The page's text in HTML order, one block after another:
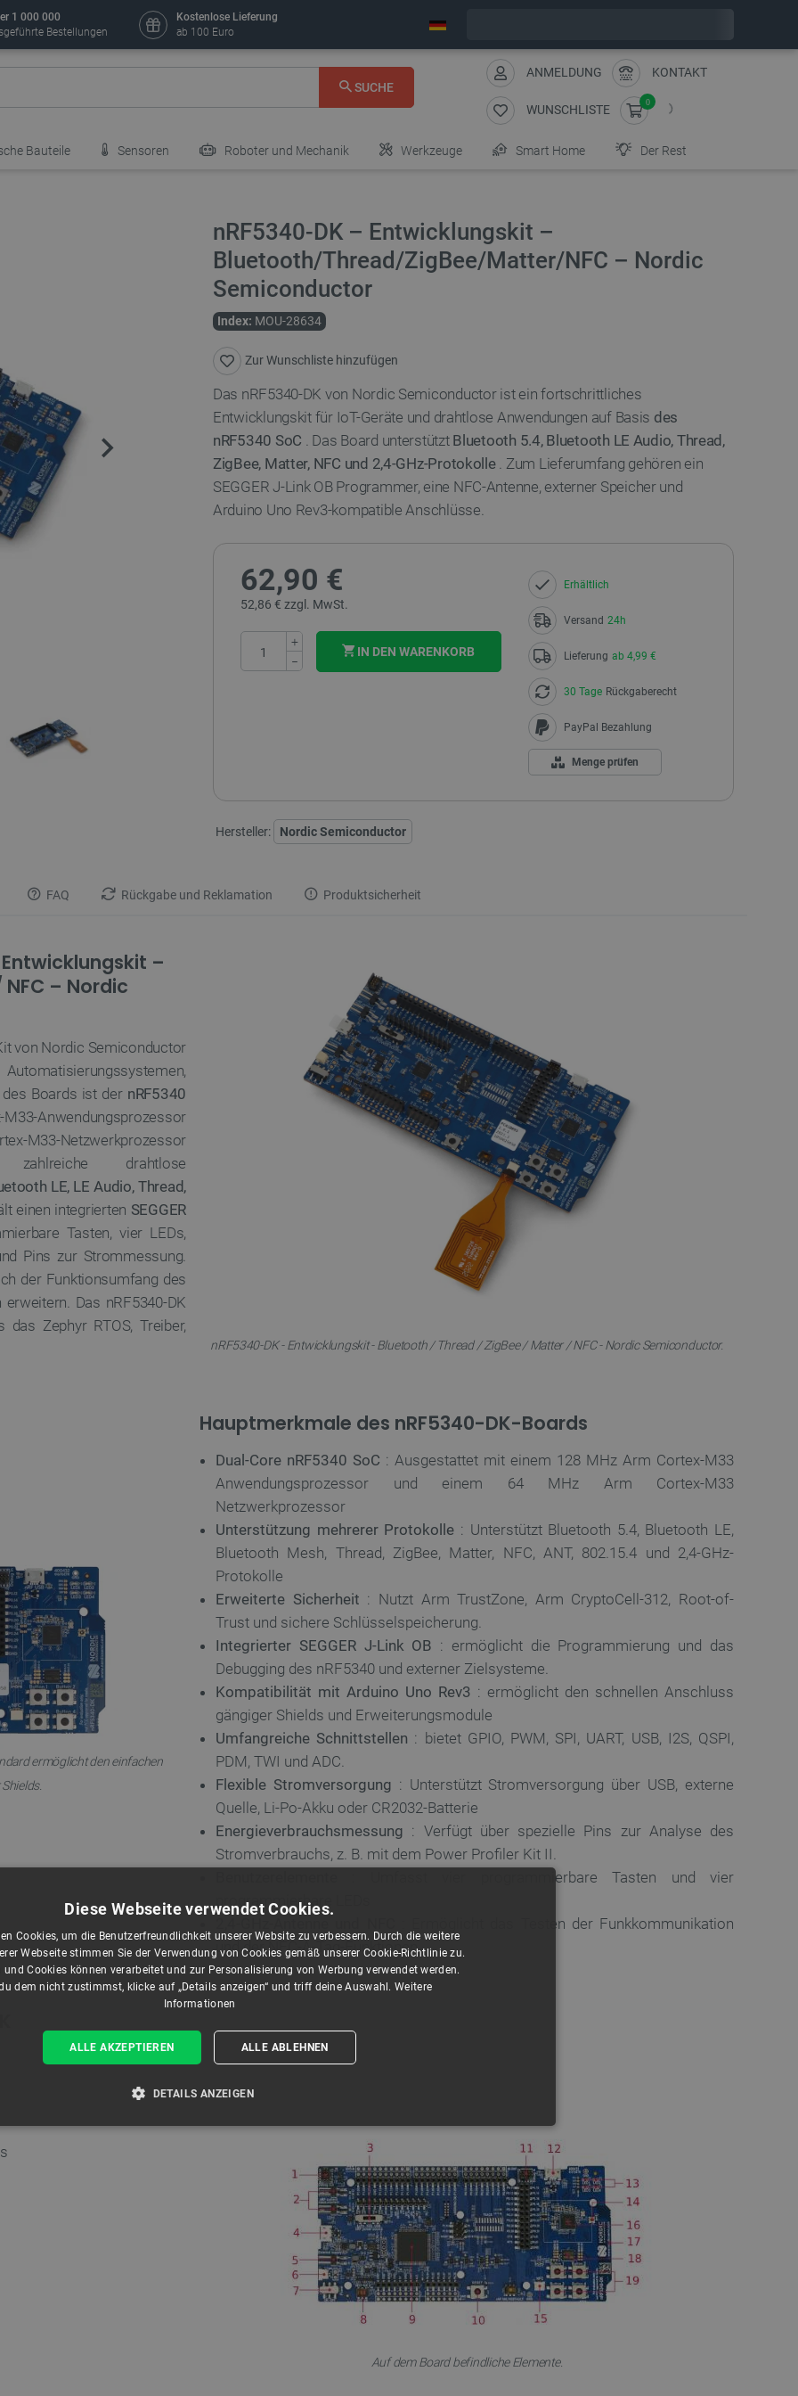
1 000 000
Bestellungen
Kostenlose Lieferung
ab 100 Euro
SUCHE
ANMELDUNG KONTAKT
WUNSCHLISTE
0
Bauteile Sensoren Roboter und Mechanik Werkzeuge Smart Home Der Rest
nRF5340-DK – Entwicklungskit –
Bluetooth/Thread/ZigBee/Matter/NFC – Nordic
Semiconductor
Index: MOU-28634
Zur Wunschliste hinzufügen
Das nRF5340-DK von Nordic Semiconductor ist ein fortschrittliches
Entwicklungskit für IoT-Geräte und drahtlose Anwendungen auf Basis des
nRF5340 SoC . Das Board unterstützt Bluetooth 5.4, Bluetooth LE Audio, Thread,
ZigBee, Matter, NFC und 2,4-GHz-Protokolle. Zum Lieferumfang gehören ein
SEGGER J-Link OB Programmer, eine NFC-Antenne, externer Speicher und
Arduino Uno Rev3-kompatible Anschlüsse.
62,90 €
52,86 € zzgl. MwSt.
+
−
IN DEN WARENKORB
Erhältlich
Versand 24h
Lieferung ab 4,99 €
30 Tage Rückgaberecht
PayPal Bezahlung
Menge prüfen
Hersteller: Nordic Semiconductor
FAQ Rückgabe und Reklamation Produktsicherheit
–
– Nordic
von Nordic Semiconductor
Boards ist der nRF5340
Anwendungsprozessor
Netzwerkprozessor
drahtlose
LE, LE Audio, Thread,
einen integrierten SEGGER
Tasten, vier LEDs,
Pins zur Strommessung.
der Funktionsumfang des
Das nRF5340-DK
Zephyr RTOS, Treiber,
nRF5340-DK - Entwicklungskit - Bluetooth / Thread / ZigBee / Matter / NFC - Nordic Semiconductor.
ermöglicht den einfachen
Hauptmerkmale des nRF5340-DK-Boards
Dual-Core nRF5340 SoC : Ausgestattet mit einem 128 MHz Arm Cortex-M33
Anwendungsprozessor und einem 64 MHz Arm Cortex-M33
Netzwerkprozessor
Unterstützung mehrerer Protokolle : Unterstützt Bluetooth 5.4, Bluetooth LE,
Bluetooth Mesh, Thread, ZigBee, Matter, NFC, ANT, 802.15.4 und 2,4-GHz-
Protokolle
Erweiterte Sicherheit : Nutzt Arm TrustZone, Arm CryptoCell-312, Root-of-
Trust und sichere Schlüsselspeicherung.
Integrierter SEGGER J-Link OB : ermöglicht die Programmierung und das
Debugging des nRF5340 und externer Zielsysteme.
Kompatibilität mit Arduino Uno Rev3 : ermöglicht den schnellen Anschluss
gängiger Shields und Erweiterungsmodule
Umfangreiche Schnittstellen : bietet GPIO, PWM, SPI, UART, USB, I2S, QSPI,
PDM, TWI und ADC.
Flexible Stromversorgung : Unterstützt Stromversorgung über USB, externe
Quelle, Li-Po-Akku oder CR2032-Batterie
Energieverbrauchsmessung : Verfügt über spezielle Pins zur Analyse des
Stromverbrauchs, z. B. mit dem Power Profiler Kit II.
: Umfasst vier programmierbare Tasten und vier
programmierbare LEDs
: Ermöglicht das Testen der Funkkommunikation
und der NFC-A-Tag-Funktionen
Auf dem Board befindliche Elemente.
Diese Webseite verwendet Cookies.
Cookies, um die Benutzerfreundlichkeit unserer Website zu verbessern. Durch die weitere
Webseite stimmen Sie der Verwendung von Cookies gemäß unserer Cookie-Richtlinie zu.
und Cookies können verarbeitet und zur Personalisierung von Werbung verwendet werden.
dem nicht zustimmst, klicke auf „Details anzeigen“ und triff deine Auswahl.Weitere
Informationen
ALLE AKZEPTIEREN ALLE ABLEHNEN
DETAILS ANZEIGEN
Funktionalität
ermöglichen wesentliche Kernfunktionen der Website wie die Benutzeranmeldung und die Kontoverwaltung. Ohne
kann die Website nicht ordnungsgemäß verwendet werden.
Beschreibung
der Website. Es erfasst Daten über die Einwilligung des
Besuchers in Bezug auf verschiedene Datenschutzrichtlinien